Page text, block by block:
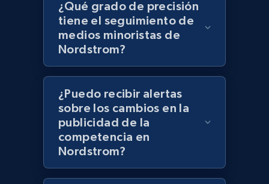
991+ 165+ Comenzar ahora
Lazada - Products - Discover products by
category URL or brand URL
URL, Title, Rating, Reviews, Initial price, Final
price, Currency, Stock, and more.
991+ 165+
¿Qué grado de precisión
tiene el seguimiento de
medios minoristas de
Nordstrom?
¿Puedo recibir alertas
sobre los cambios en la
publicidad de la
competencia en
Nordstrom?